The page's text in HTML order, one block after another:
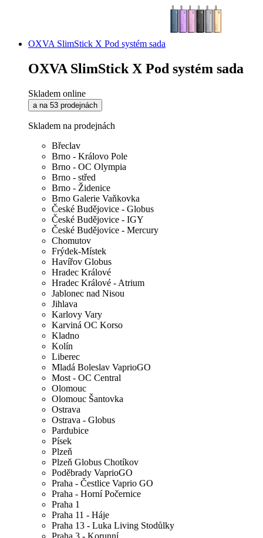
OXVA SlimStick X Pod systém sada
OXVA SlimStick X Pod systém sada
Skladem online
a na 53 prodejnách
Skladem na prodejnách
Břeclav
Brno - Královo Pole
Brno - OC Olympia
Brno - střed
Brno - Židenice
Brno Galerie Vaňkovka
České Budějovice - Globus
České Budějovice - IGY
České Budějovice - Mercury
Chomutov
Frýdek-Místek
Havířov Globus
Hradec Králové
Hradec Králové - Atrium
Jablonec nad Nisou
Jihlava
Karlovy Vary
Karviná OC Korso
Kladno
Kolín
Liberec
Mladá Boleslav VaprioGO
Most - OC Central
Olomouc
Olomouc Šantovka
Ostrava
Ostrava - Globus
Pardubice
Písek
Plzeň
Plzeň Globus Chotíkov
Poděbrady VaprioGO
Praha - Čestlice Vaprio GO
Praha - Horní Počernice
Praha 1
Praha 11 - Háje
Praha 13 - Luka Living Stodůlky
Praha 3 - Korunní